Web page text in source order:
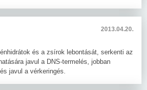
2013.04.20.
és a zsírok lebontását, serkenti az
javul a DNS-termelés, jobban
javul a vérkeringés.